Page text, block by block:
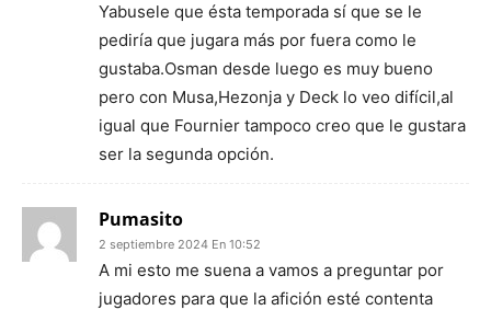
Yabusele que ésta temporada sí que se le
pediría que jugara más por fuera como le
gustaba.Osman desde luego es muy bueno
pero con Musa,Hezonja y Deck lo veo difícil,al
igual que Fournier tampoco creo que le gustara
ser la segunda opción.
Pumasito
2 septiembre 2024 En 10:52
A mi esto me suena a vamos a preguntar por
jugadores para que la afición esté contenta